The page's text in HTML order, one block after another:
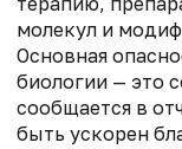
молекул и
Основная
биологии — это
сообщается в
быть ускорен